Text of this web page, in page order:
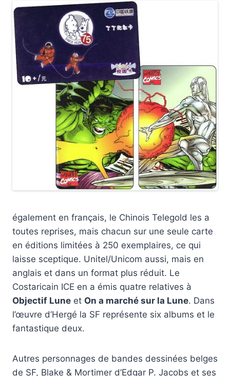
également en français, le Chinois Telegold les a
toutes reprises, mais chacun sur une seule carte
en éditions limitées à 250 exemplaires, ce qui
laisse sceptique. Unitel/Unicom aussi, mais en
anglais et dans un format plus réduit. Le
Costaricain ICE en a émis quatre relatives à
Objectif Lune et On a marché sur la Lune. Dans
l’œuvre d’Hergé la SF représente six albums et le
fantastique deux.
Autres personnages de bandes dessinées belges
de SF, Blake & Mortimer d’Edgar P. Jacobs et ses